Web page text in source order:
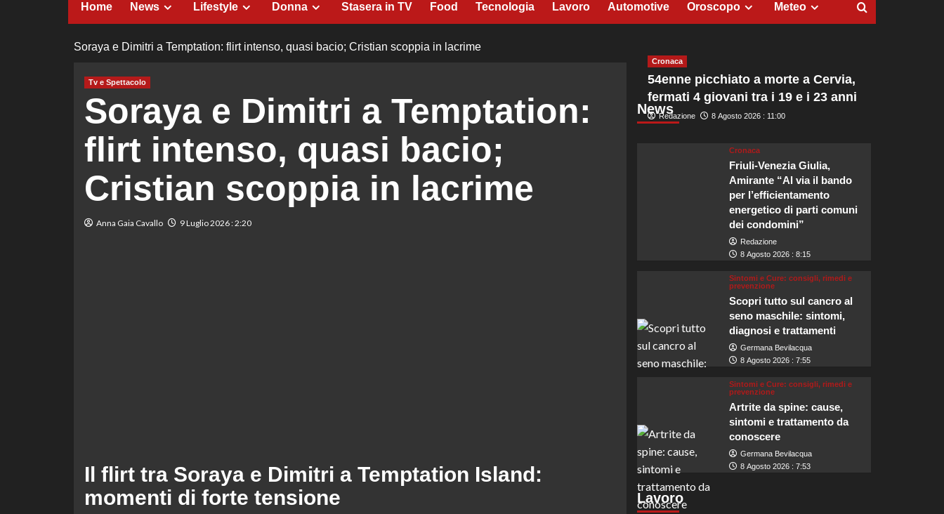
Home News Lifestyle Donna Stasera in TV Food Tecnologia Lavoro Automotive Oroscopo Meteo
Soraya e Dimitri a Temptation: flirt intenso, quasi bacio; Cristian scoppia in lacrime
Tv e Spettacolo
Soraya e Dimitri a Temptation:
flirt intenso, quasi bacio;
Cristian scoppia in lacrime
Anna Gaia Cavallo 9 Luglio 2026 : 2:20
Il flirt tra Soraya e Dimitri a Temptation Island:
momenti di forte tensione
News
Cronaca
54enne picchiato a morte a Cervia,
fermati 4 giovani tra i 19 e i 23 anni
Redazione 8 Agosto 2026 : 11:00
Cronaca
Friuli-Venezia Giulia,
Amirante “Al via il bando
per l’efficientamento
energetico di parti comuni
dei condomini”
Redazione
8 Agosto 2026 : 8:15
Sintomi e Cure: consigli, rimedi e
prevenzione
Scopri tutto sul cancro al
seno maschile: sintomi,
diagnosi e trattamenti
Germana Bevilacqua
8 Agosto 2026 : 7:55
Sintomi e Cure: consigli, rimedi e
prevenzione
Artrite da spine: cause,
sintomi e trattamento da
conoscere
Germana Bevilacqua
8 Agosto 2026 : 7:53
Lavoro